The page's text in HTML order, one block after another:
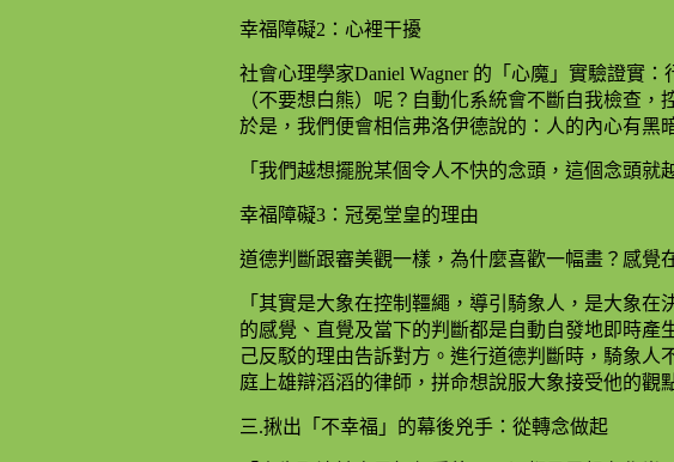
幸福障礙2：心裡干擾
社會心理學家Daniel Wagner 的「心魔」實驗證實
（不要想白熊）呢？自動化系統會不斷自我檢查，
於是，我們便會相信弗洛伊德說的：人的內心有黑
「我們越想擺脫某個令人不快的念頭，這個念頭
幸福障礙3：冠冕堂皇的理由
道德判斷跟審美觀一樣，為什麼喜歡一幅畫？感覺
「其實是大象在控制韁繩，導引騎象人，是大象
的感覺、直覺及當下的判斷都是自動自發地即時產
己反駁的理由告訴對方。進行道德判斷時，騎象人
庭上雄辯滔滔的律師，拼命想說服大象接受他的觀
三.揪出「不幸福」的幕後兇手：從轉念做起